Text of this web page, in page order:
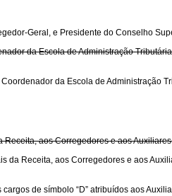
Geral, e Presidente do Conselho
da Escola de Administração
da Escola de
aos Corregedores e aos
da Receita, aos Corregedores e aos
de símbolo “D” atribuídos aos